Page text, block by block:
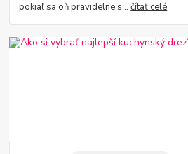
pokiaľ sa oň pravidelne s...čítať celé